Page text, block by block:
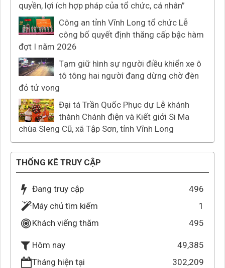
quyền, lợi ích hợp pháp của tổ chức, cá nhân”
Công an tỉnh Vĩnh Long tổ chức Lễ
công bố quyết định thăng cấp bậc hàm
đợt I năm 2026
Tạm giữ hình sự người điều khiển xe ô
tô tông hai người đang dừng chờ đèn
đỏ tử vong
Đại tá Trần Quốc Phục dự Lễ khánh
thành Chánh điện và Kiết giới Si Ma
chùa Sleng Cũ, xã Tập Sơn, tỉnh Vĩnh Long
THỐNG KÊ TRUY CẬP
Đang truy cập
496
Máy chủ tìm kiếm
1
Khách viếng thăm
495
Hôm nay
49,385
Tháng hiện tại
302,209